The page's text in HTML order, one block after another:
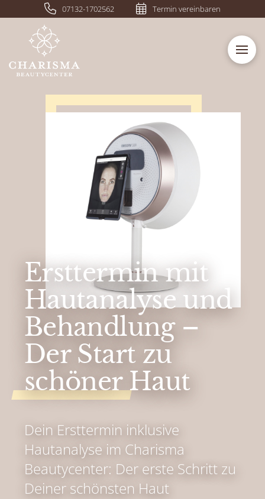
07132-1702562 Termin vereinbaren
Ersttermin mit
Hautanalyse und
Behandlung –
Der Start zu
schöner Haut
Dein Ersttermin inklusive
Hautanalyse im Charisma
Beautycenter: Der erste Schritt zu
Deiner schönsten Haut